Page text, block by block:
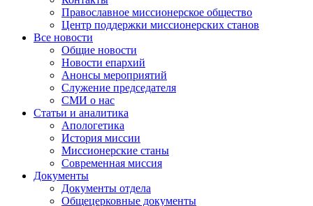
Православное миссионерское общество
Центр поддержки миссионерских станов
Все новости
Общие новости
Новости епархий
Анонсы мероприятий
Служение председателя
СМИ о нас
Статьи и аналитика
Апологетика
История миссии
Миссионерские станы
Современная миссия
Документы
Документы отдела
Общецерковные документы